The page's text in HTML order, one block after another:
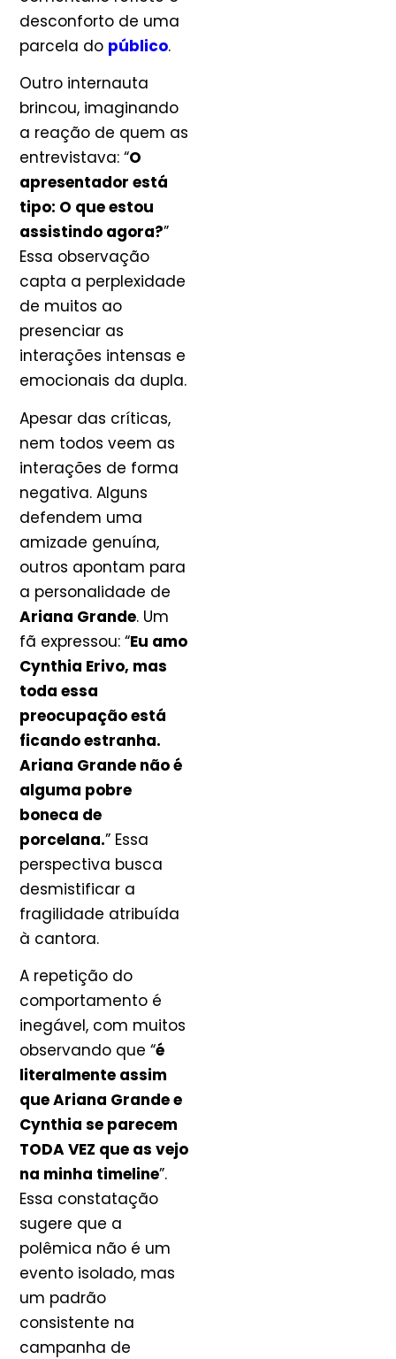
desconforto de uma
parcela do público.
Outro internauta
brincou, imaginando
a reação de quem as
entrevistava: “O
apresentador está
tipo: O que estou
assistindo agora?”
Essa observação
capta a perplexidade
de muitos ao
presenciar as
interações intensas e
emocionais da dupla.
Apesar das críticas,
nem todos veem as
interações de forma
negativa. Alguns
defendem uma
amizade genuína,
outros apontam para
a personalidade de
Ariana Grande. Um
fã expressou: “Eu amo
Cynthia Erivo, mas
toda essa
preocupação está
ficando estranha.
Ariana Grande não é
alguma pobre
boneca de
porcelana.” Essa
perspectiva busca
desmistificar a
fragilidade atribuída
à cantora.
A repetição do
comportamento é
inegável, com muitos
observando que “é
literalmente assim
que Ariana Grande e
Cynthia se parecem
TODA VEZ que as vejo
na minha timeline”.
Essa constatação
sugere que a
polêmica não é um
evento isolado, mas
um padrão
consistente na
campanha de